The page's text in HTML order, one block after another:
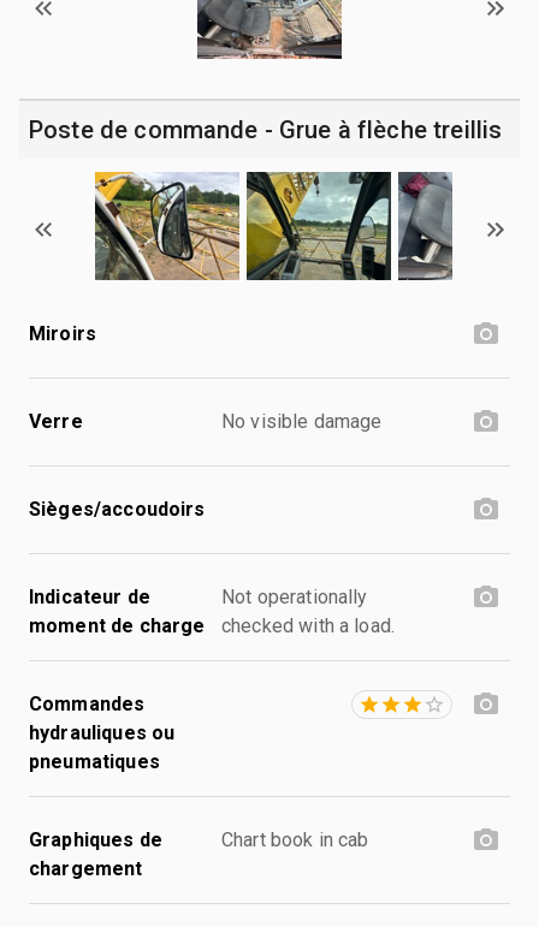
Poste de commande - Grue à flèche treillis
Miroirs
Verre No visible damage
Sièges/accoudoirs
Indicateur de
moment de charge
Not operationally
checked with a load.
Commandes
hydrauliques ou
pneumatiques
Graphiques de
chargement
Chart book in cab